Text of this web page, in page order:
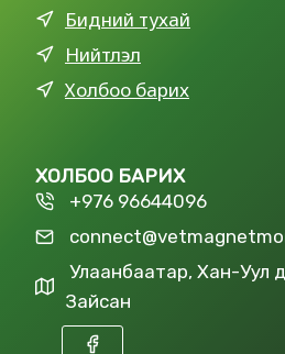
Бидний тухай
Нийтлэл
Холбоо барих
ХОЛБОО БАРИХ
+976 96644096
Улаанбаатар, Хан-Уул
Зайсан